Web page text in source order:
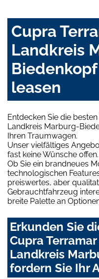
Cupra
Landkreis
leasen
Entdecken Sie die
Landkreis Marburg-
Ihren Traumwagen.
Unser vielfältiges
fast keine Wünsche offen.
Ob Sie ein brandneues
technologischen
preiswertes, aber
Gebrauchtfahrzeug
breite Palette an
Erkunden Sie
Cupra
Landkreis
fordern Sie Ihr